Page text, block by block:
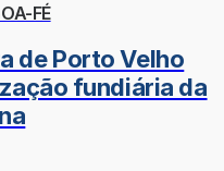
FÉ
de Porto Velho
fundiária da